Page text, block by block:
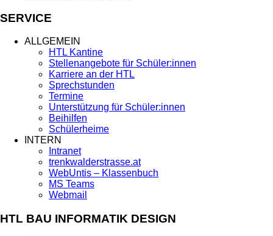
SERVICE
ALLGEMEIN
HTL Kantine
Stellenangebote für Schüler:innen
Karriere an der HTL
Sprechstunden
Termine
Unterstützung für Schüler:innen
Beihilfen
Schülerheime
INTERN
Intranet
trenkwalderstrasse.at
WebUntis – Klassenbuch
MS Teams
Webmail
HTL BAU INFORMATIK DESIGN